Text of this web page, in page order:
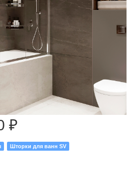
₽
Шторки для ванн SV